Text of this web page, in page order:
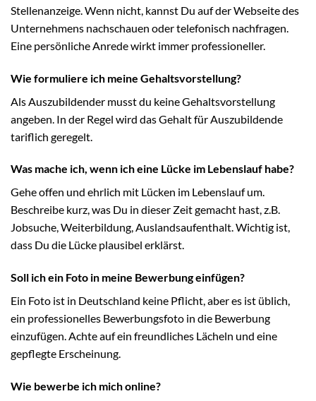
Stellenanzeige. Wenn nicht, kannst Du auf der Webseite des
Unternehmens nachschauen oder telefonisch nachfragen.
Eine persönliche Anrede wirkt immer professioneller.
Wie formuliere ich meine Gehaltsvorstellung?
Als Auszubildender musst du keine Gehaltsvorstellung
angeben. In der Regel wird das Gehalt für Auszubildende
tariflich geregelt.
Was mache ich, wenn ich eine Lücke im Lebenslauf habe?
Gehe offen und ehrlich mit Lücken im Lebenslauf um.
Beschreibe kurz, was Du in dieser Zeit gemacht hast, z.B.
Jobsuche, Weiterbildung, Auslandsaufenthalt. Wichtig ist,
dass Du die Lücke plausibel erklärst.
Soll ich ein Foto in meine Bewerbung einfügen?
Ein Foto ist in Deutschland keine Pflicht, aber es ist üblich,
ein professionelles Bewerbungsfoto in die Bewerbung
einzufügen. Achte auf ein freundliches Lächeln und eine
gepflegte Erscheinung.
Wie bewerbe ich mich online?